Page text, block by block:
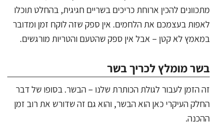
מתכוונים להכין ארוחת כריכים בשריים חגיגית, בהחלט תוכלו
לאפות בעצמכם את הלחמים. אין ספק שזה לוקח זמן ומדובר
במאמץ לא קטן – אבל אין ספק שהטעם והטריות מורגשים.
בשר מומלץ לכריך בשר
זה הזמן לעבור לגולת הכותרת שלנו – הבשר. בסופו של דבר
החלק העיקרי כאן הוא הבשר, והוא גם זה שדורש את רוב זמן
ההכנה.